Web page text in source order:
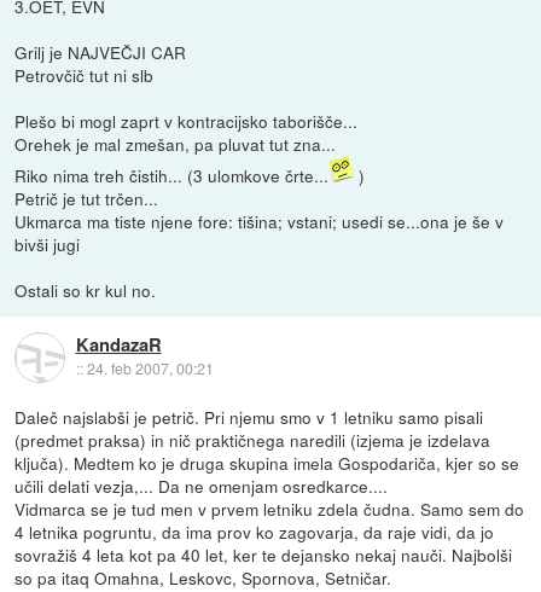
3.OET, EVN
Grilj je NAJVEČJI CAR
Petrovčič tut ni slb
Plešo bi mogl zaprt v kontracijsko taborišče...
Orehek je mal zmešan, pa pluvat tut zna...
Riko nima treh čistih... (3 ulomkove črte...
)
Petrič je tut trčen...
Ukmarca ma tiste njene fore: tišina; vstani; usedi se...ona je še v
bivši jugi
Ostali so kr kul no.
KandazaR
::24. feb 2007, 00:21
Daleč najslabši je petrič. Pri njemu smo v 1 letniku samo pisali
(predmet praksa) in nič praktičnega naredili (izjema je izdelava
ključa). Medtem ko je druga skupina imela Gospodariča, kjer so se
učili delati vezja,... Da ne omenjam osredkarce....
Vidmarca se je tud men v prvem letniku zdela čudna. Samo sem do
4 letnika pogruntu, da ima prov ko zagovarja, da raje vidi, da jo
sovražiš 4 leta kot pa 40 let, ker te dejansko nekaj nauči. Najbolši
so pa itaq Omahna, Leskovc, Spornova, Setničar.